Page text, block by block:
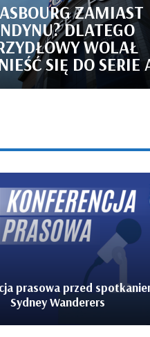
ZAMIAST
DLATEGO
WOLAŁ
SIĘ DO SERIE
prasowa przed
Sydney Wanderers